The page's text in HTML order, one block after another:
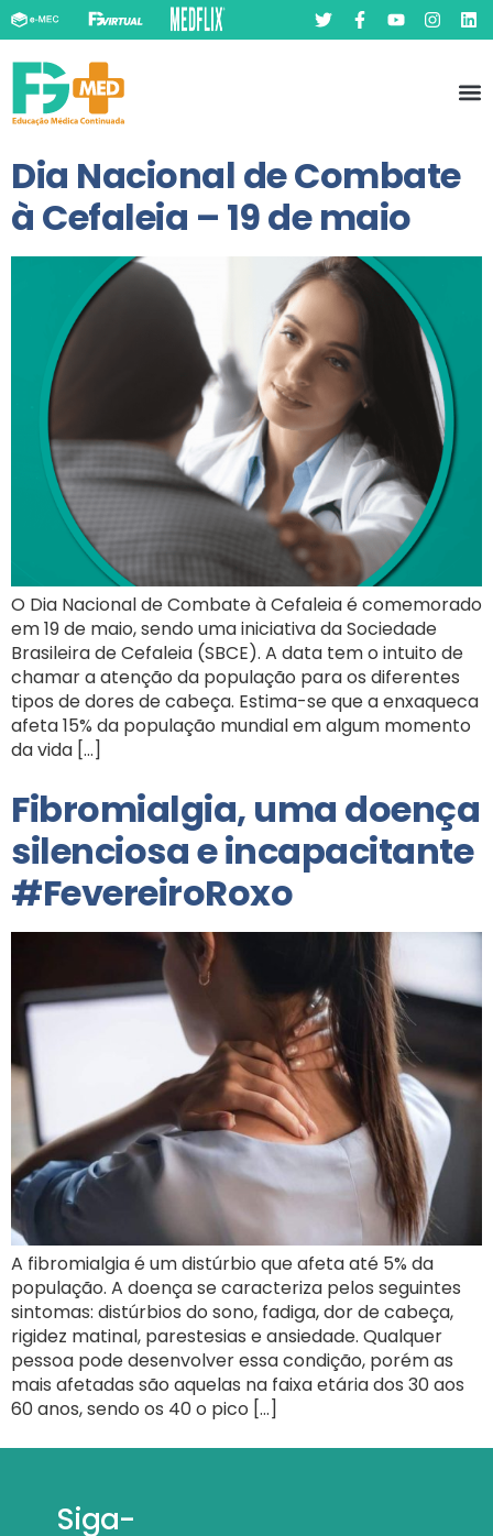
Dia Nacional de Combate
à Cefaleia – 19 de maio
O Dia Nacional de Combate à Cefaleia é comemorado
em 19 de maio, sendo uma iniciativa da Sociedade
Brasileira de Cefaleia (SBCE). A data tem o intuito de
chamar a atenção da população para os diferentes
tipos de dores de cabeça. Estima-se que a enxaqueca
afeta 15% da população mundial em algum momento
da vida […]
Fibromialgia, uma doença
silenciosa e incapacitante
#FevereiroRoxo
A fibromialgia é um distúrbio que afeta até 5% da
população. A doença se caracteriza pelos seguintes
sintomas: distúrbios do sono, fadiga, dor de cabeça,
rigidez matinal, parestesias e ansiedade. Qualquer
pessoa pode desenvolver essa condição, porém as
mais afetadas são aquelas na faixa etária dos 30 aos
60 anos, sendo os 40 o pico […]
Siga-